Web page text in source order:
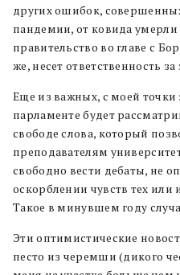
других ошибок,
пандемии, от ковида умерли
правительство во главе с
же, несет ответственность
Еще из важных, с моей точки
парламенте будет
свободе слова, который
преподавателям
свободно вести дебаты, не
оскорблении чувств тех или
Такое в минувшем году
Эти оптимистические
песто из черемши (дикого